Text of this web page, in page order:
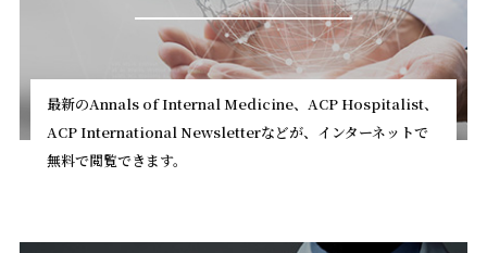
最新のAnnals of Internal Medicine、ACP Hospitalist、
ACP International Newsletterなどが、インターネットで
無料で閲覧できます。